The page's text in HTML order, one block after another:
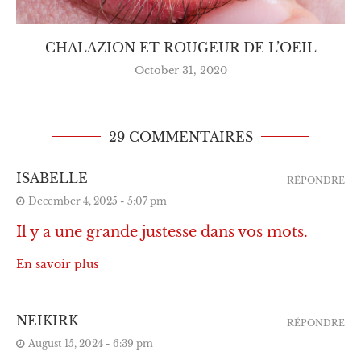
CHALAZION ET ROUGEUR DE L’OEIL
October 31, 2020
29 COMMENTAIRES
ISABELLE
December 4, 2025 - 5:07 pm
Il y a une grande justesse dans vos mots.
En savoir plus
RÉPONDRE
NEIKIRK
August 15, 2024 - 6:39 pm
RÉPONDRE